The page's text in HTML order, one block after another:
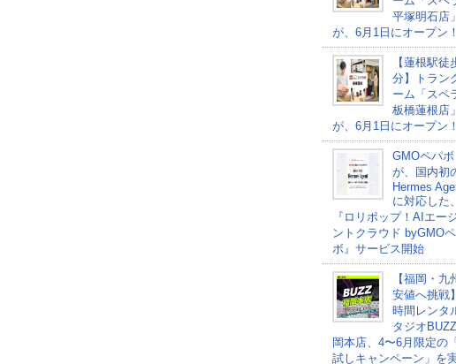
平塚明石店」
が、6月1日にオープン！
【蓮根駅徒
分】トラン
ーム「スペ
板橋蓮根店」
が、6月1日にオープン！
GMOペパボ
が、国内初
Hermes
に対応した、
『ロリポップ！AIエー
ントクラウド byGMO
ボ』サービス開始
【福岡・九
安値へ挑戦
時間レンタ
タジオ
岡本店、4〜6月限定の
試しキャンペーン」を